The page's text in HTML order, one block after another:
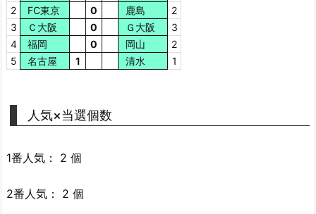
2
FC東京 0 鹿島
2
3
Ｃ大阪 0 Ｇ大阪
3
4
福岡 0 岡山
2
5
名古屋 1 清水 1
人気×当選個数
1番人気： 2 個
2番人気： 2 個